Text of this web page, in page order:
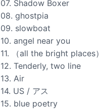
07. Shadow Boxer
08. ghostpia
09. slowboat
10. angel near you
11. （all the bright places）
12. Tenderly, two line
13. Air
14. US / アス
15. blue poetry